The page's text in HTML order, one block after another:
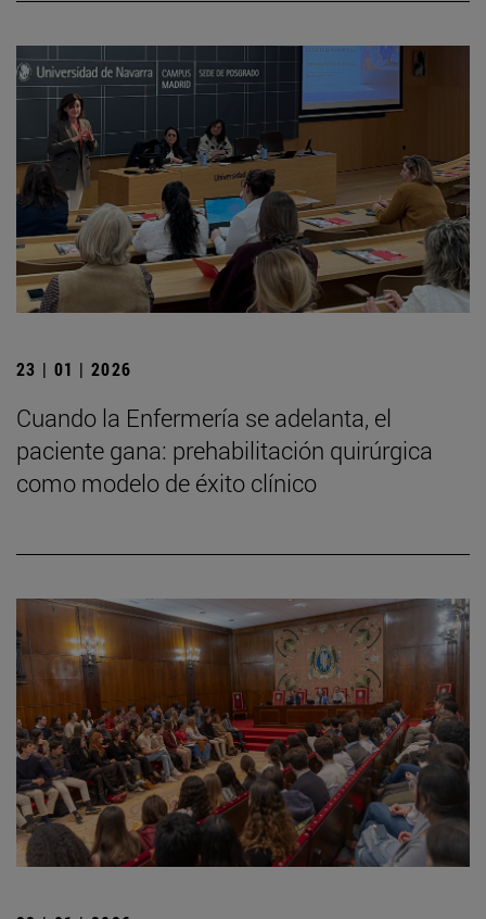
23 | 01 | 2026
Cuando la Enfermería se adelanta, el
paciente gana: prehabilitación quirúrgica
como modelo de éxito clínico